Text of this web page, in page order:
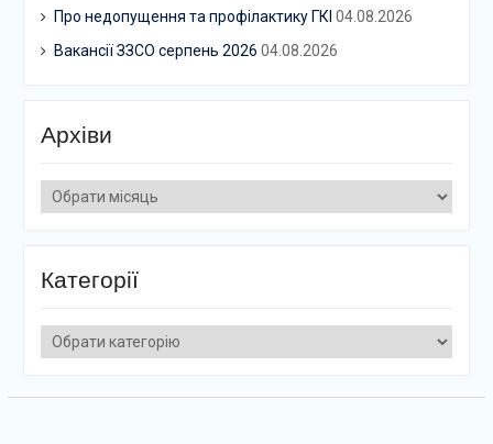
Про недопущення та профілактику ГКІ 04.08.2026
Вакансії ЗЗСО серпень 2026 04.08.2026
Архіви
Архіви
Категорії
Категорії